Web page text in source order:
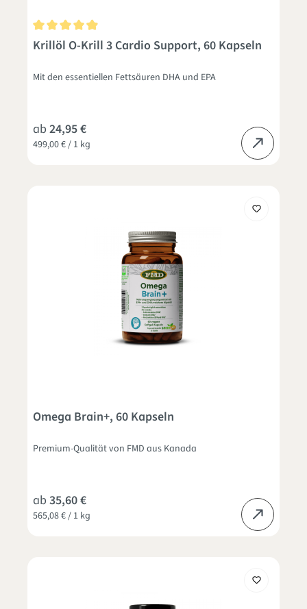
Durchschnittliche Bewertung von 4.9 von 5 Sternen
Krillöl O-Krill 3 Cardio Support, 60 Kapseln
Mit den essentiellen Fettsäuren DHA und EPA
499,00 € / 1 kg
ab 24,95 €
Omega Brain+, 60 Kapseln
Premium-Qualität von FMD aus Kanada
565,08 € / 1 kg
ab 35,60 €